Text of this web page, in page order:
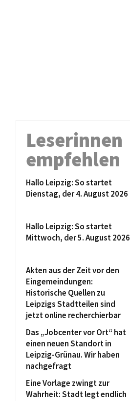
Leserinnen
empfehlen
Hallo Leipzig: So startet
Dienstag, der 4. August 2026
Hallo Leipzig: So startet
Mittwoch, der 5. August 2026
Akten aus der Zeit vor den
Eingemeindungen:
Historische Quellen zu
Leipzigs Stadtteilen sind
jetzt online recherchierbar
Das „Jobcenter vor Ort“ hat
einen neuen Standort in
Leipzig-Grünau. Wir haben
nachgefragt
Eine Vorlage zwingt zur
Wahrheit: Stadt legt endlich